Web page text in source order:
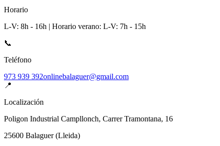
Horario
L-V: 8h - 16h | Horario verano: L-V: 7h - 15h
📞
Teléfono
973 939 392onlinebalaguer@gmail.com
📍
Localización
Poligon Industrial Campllonch, Carrer Tramontana, 16
25600 Balaguer(Lleida)